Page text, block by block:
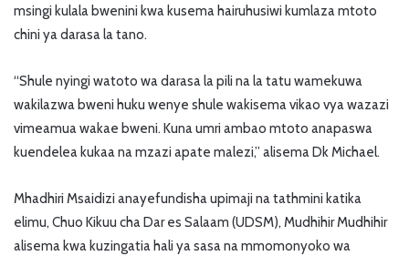
msingi kulala bwenini kwa kusema hairuhusiwi kumlaza mtoto
chini ya darasa la tano.
“Shule nyingi watoto wa darasa la pili na la tatu wamekuwa
wakilazwa bweni huku wenye shule wakisema vikao vya wazazi
vimeamua wakae bweni. Kuna umri ambao mtoto anapaswa
kuendelea kukaa na mzazi apate malezi,” alisema Dk Michael.
Mhadhiri Msaidizi anayefundisha upimaji na tathmini katika
elimu, Chuo Kikuu cha Dar es Salaam (UDSM), Mudhihir Mudhihir
alisema kwa kuzingatia hali ya sasa na mmomonyoko wa